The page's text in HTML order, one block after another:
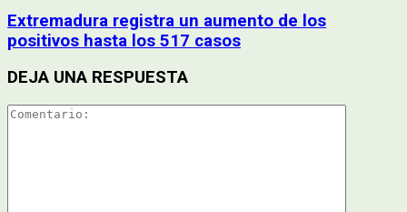
Extremadura registra un aumento de los
positivos hasta los 517 casos
DEJA UNA RESPUESTA